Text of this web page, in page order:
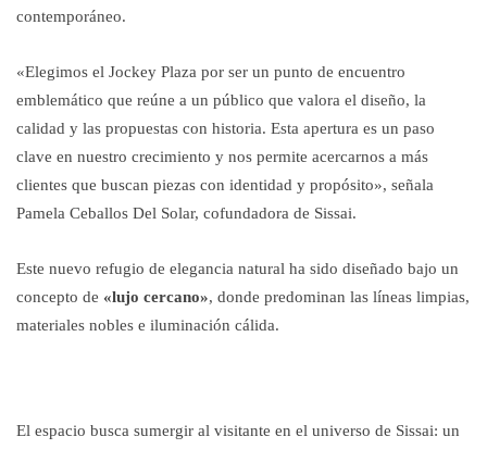
contemporáneo.
«Elegimos el Jockey Plaza por ser un punto de encuentro
emblemático que reúne a un público que valora el diseño, la
calidad y las propuestas con historia. Esta apertura es un paso
clave en nuestro crecimiento y nos permite acercarnos a más
clientes que buscan piezas con identidad y propósito», señala
Pamela Ceballos Del Solar, cofundadora de Sissai.
Este nuevo refugio de elegancia natural ha sido diseñado bajo un
concepto de «lujo cercano», donde predominan las líneas limpias,
materiales nobles e iluminación cálida.
El espacio busca sumergir al visitante en el universo de Sissai: un